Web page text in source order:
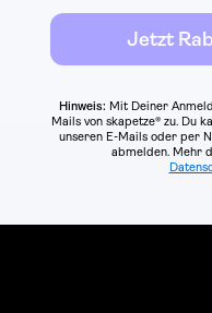
Jetzt
Hinweis: Mit Deiner
Mails von skapetze® zu. Du
unseren E-Mails oder per
abmelden. Mehr